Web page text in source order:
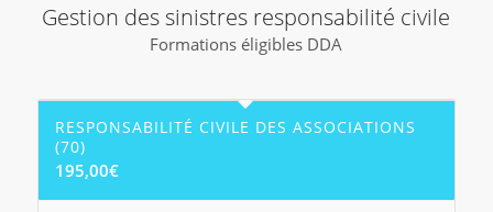
Gestion des sinistres responsabilité civile
Formations éligibles DDA
RESPONSABILITÉ CIVILE DES ASSOCIATIONS
(70)
195,00€